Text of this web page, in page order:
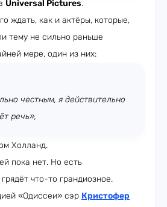
Universal Pictures.
ждать, как и актёры, которые,
тему не сильно раньше
мере, один из них:
честным, я действительно
речь»,
Холланд.
пока нет. Но есть
что-то грандиозное.
«Одиссеи» сэр Кристофер